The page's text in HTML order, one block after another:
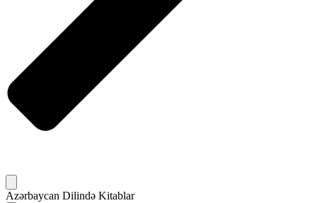
Azərbaycan Dilində Kitablar